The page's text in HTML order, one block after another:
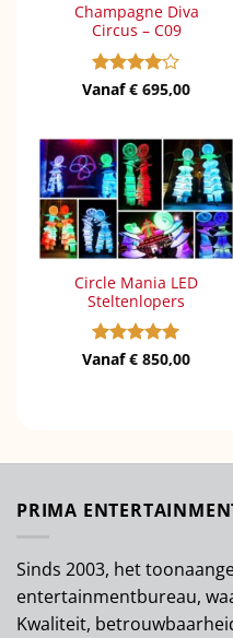
Champagne Diva
Circus – C09
Gewaardeerd
Vanaf€ 695,00
Circle Mania LED
Steltenlopers
Gewaardeerd
Vanaf€ 850,00
PRIMA
Sinds 2003, het
entertainmentbureau,
Kwaliteit,